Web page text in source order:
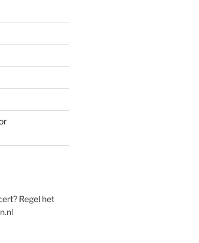
Regel het